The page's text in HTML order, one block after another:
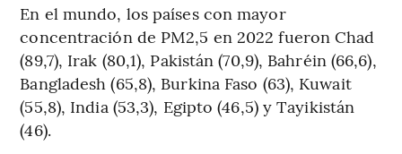
En el mundo, los países con mayor
concentración de PM2,5 en 2022 fueron Chad
(89,7), Irak (80,1), Pakistán (70,9), Bahréin (66,6),
Bangladesh (65,8), Burkina Faso (63), Kuwait
(55,8), India (53,3), Egipto (46,5) y Tayikistán
(46).